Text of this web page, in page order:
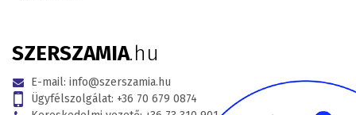
SZERSZAMIA.hu
E-mail: info@szerszamia.hu
Ügyfélszolgálat: +36 70 679 0874